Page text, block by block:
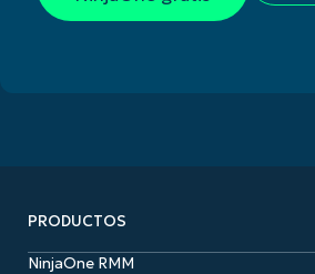
PRODUCTOS
NinjaOne RMM